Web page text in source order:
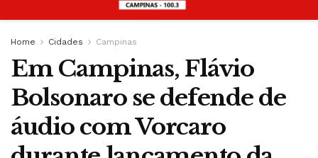
Home Cidades Campinas
Em Campinas, Flávio
Bolsonaro se defende de
áudio com Vorcaro